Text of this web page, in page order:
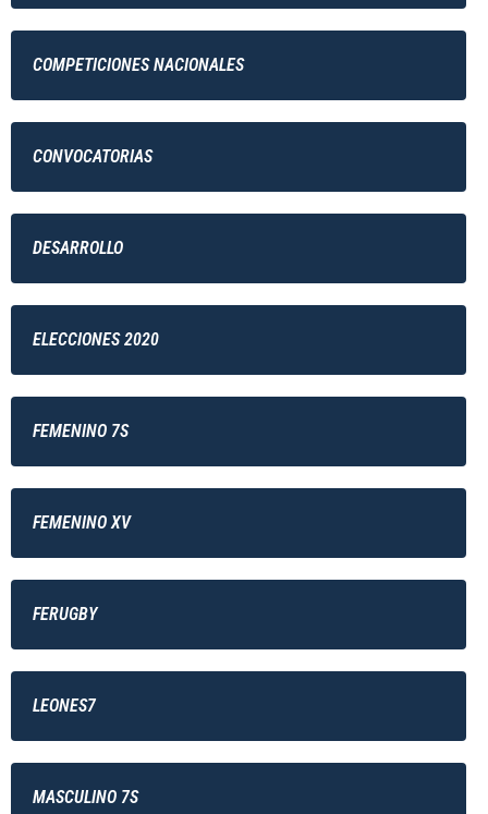
COMPETICIONES NACIONALES
CONVOCATORIAS
DESARROLLO
ELECCIONES 2020
FEMENINO 7S
FEMENINO XV
FERUGBY
LEONES7
MASCULINO 7S